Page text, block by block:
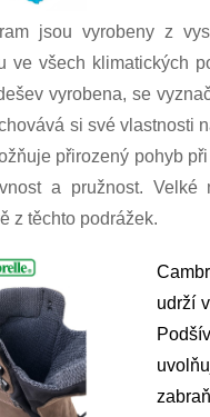
jsou vyrobeny z
ve všech klimatických
vyrobena, se
si své vlastnosti
přirozený pohyb
a pružnost.
z těchto podrážek.
udrží